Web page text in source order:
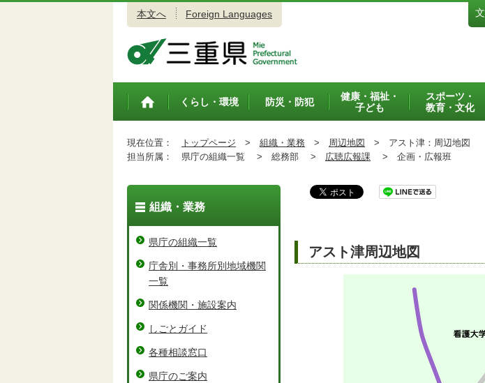
本文へ Foreign Languages
トップペ
くらし・環境 防災・防犯
健康・福祉・
子ども
スポーツ・
教育・文化
現在位置： トップページ > 組織・業務 > 周辺地図 > アスト津：周辺地図
担当所属：
県庁の組織一覧 > 総務部 > 広聴広報課 > 企画・広報班
アスト津周辺地図
組織・業務
県庁の組織一覧
庁舎別・事務所別地域機関
一覧
関係機関・施設案内
しごとガイド
各種相談窓口
県庁のご案内